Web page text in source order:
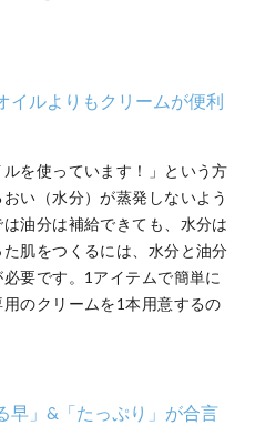
イルよりもクリームが便利
を使っています！」という方
い（水分）が蒸発しないよう
油分は補給できても、水分は
肌をつくるには、水分と油分
要です。1アイテムで簡単に
のクリームを1本用意するの
早」&「たっぷり」が合言